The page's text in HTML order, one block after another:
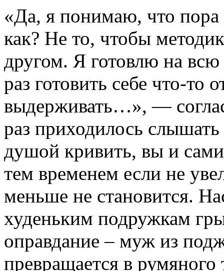
«Да, я понимаю, что пора
как? Не то, чтобы
другом. Я готовлю на
раз готовить себе что-то
выдерживать…», —
раз приходилось
душой кривить, вы и
тем временем если не
меньше не становится.
худеньким подружкам
оправдание – муж из
превращается в